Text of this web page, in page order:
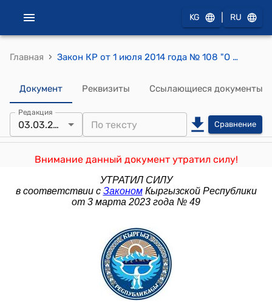
KG RU
Главная › Закон КР от 1 июля 2014 года № 108 "О внесении дополнений и изменений к некоторые законодательные акты Кыргызской Республики"
Документ Реквизиты Ссылающиеся документы
Редакция
03.03.2023 Сравнение
Внимание данный документ утратил силу!